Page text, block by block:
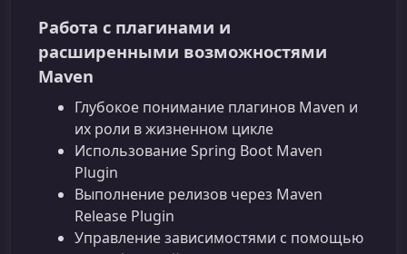
Работа с плагинами и
расширенными возможностями
Maven
Глубокое понимание плагинов Maven и
их роли в жизненном цикле
Использование Spring Boot Maven
Plugin
Выполнение релизов через Maven
Release Plugin
Управление зависимостями с помощью